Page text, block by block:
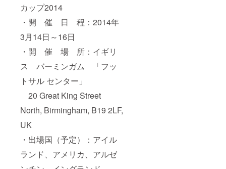
カップ2014
・開 催 日 程：2014年
3月14日～16日
・開 催 場 所：イギリ
ス バーミンガム 「フッ
トサル センター」
20 Great King Street
North, Birmingham, B19 2LF,
UK
・出場国（予定）：アイル
ランド、アメリカ、アルゼ